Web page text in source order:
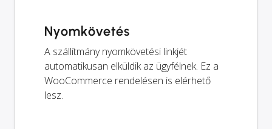
Nyomkövetés
A szállítmány nyomkövetési linkjét
automatikusan elküldik az ügyfélnek. Ez a
WooCommerce rendelésen is elérhető
lesz.